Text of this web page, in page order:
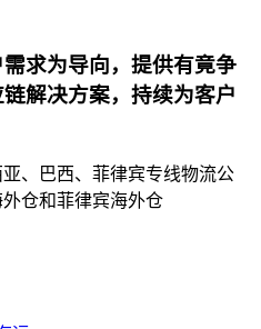
求为导向，提供有竟争
解决方案，持续为客户
、巴西、菲律宾专线物流公
仓和菲律宾海外仓